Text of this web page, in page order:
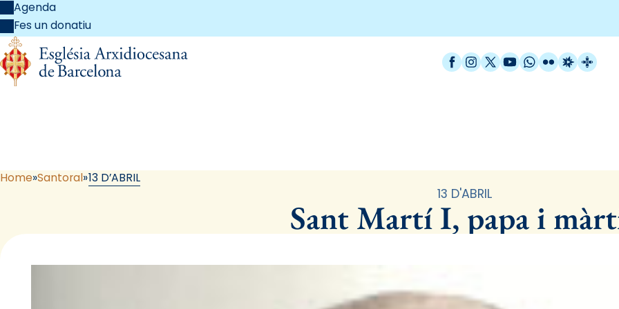
Agenda
Fes un donatiu
Facebook
Instagram
X / Twitter
YouTube
WhatsApp
FlickrRadio
Home Santoral 13 D’ABRIL
13 D'ABRIL
Sant Martí I, papa i